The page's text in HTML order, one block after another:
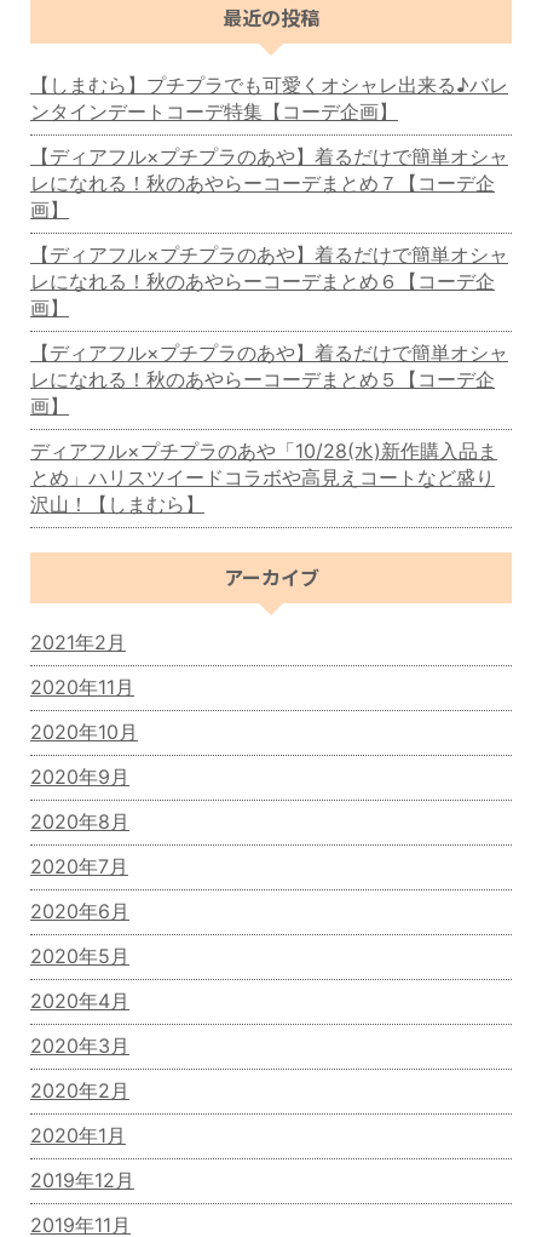
最近の投稿
【しまむら】プチプラでも可愛くオシャレ出来る♪バレ
ンタインデートコーデ特集【コーデ企画】
【ディアフル×プチプラのあや】着るだけで簡単オシャ
レになれる！秋のあやらーコーデまとめ７【コーデ企
画】
【ディアフル×プチプラのあや】着るだけで簡単オシャ
レになれる！秋のあやらーコーデまとめ６【コーデ企
画】
【ディアフル×プチプラのあや】着るだけで簡単オシャ
レになれる！秋のあやらーコーデまとめ５【コーデ企
画】
ディアフル×プチプラのあや「10/28(水)新作購入品ま
とめ」ハリスツイードコラボや高見えコートなど盛り
沢山！【しまむら】
アーカイブ
2021年2月
2020年11月
2020年10月
2020年9月
2020年8月
2020年7月
2020年6月
2020年5月
2020年4月
2020年3月
2020年2月
2020年1月
2019年12月
2019年11月